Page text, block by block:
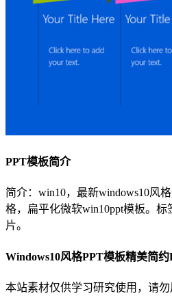
PPT模板简介
简介：win10，最新windows10风
格，扁平化微软win10ppt模板。标
片。
Windows10风格PPT模板精美简约
本站素材仅供学习研究使用，请